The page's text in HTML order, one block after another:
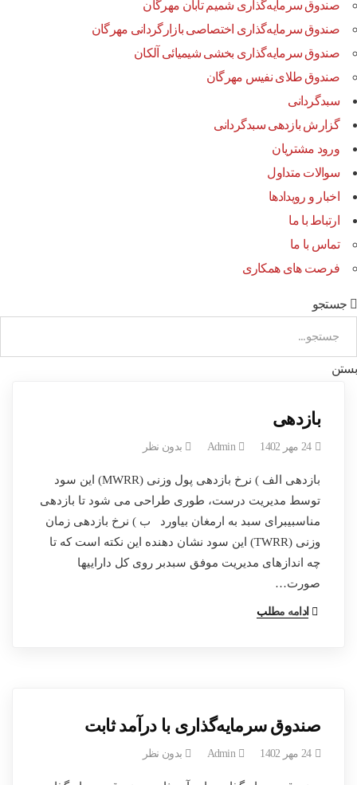
صندوق سرمایه‌گذاری شمیم تابان مهرگان
صندوق سرمایه‌گذاری اختصاصی بازارگردانی مهرگان
صندوق سرمایه‌گذاری بخشی شیمیائی آلکان
صندوق طلای نفیس مهرگان
سبدگردانی
گزارش بازدهی سبدگردانی
ورود مشتریان
سوالات متداول
اخبار و رویدادها
ارتباط با ما
تماس با ما
فرصت های همکاری
جستجو
بستن
بازدهی
24 مهر 1402 Admin بدون نظر
بازدهی الف ) نرخ بازدهی پول وزنی (MWRR) این سود
توسط مدیریت درست، طوری طراحی می شود تا بازدهی
مناسبیبرای سبد به ارمغان بیاورد ب ) نرخ بازدهی زمان
وزنی (TWRR) این سود نشان دهنده این نکته است که تا
چه اندازهای مدیریت موفق سبدبر روی کل داراییها
صورت…
ادامه مطلب
صندوق سرمایه‌گذاری با درآمد ثابت
24 مهر 1402 Admin بدون نظر